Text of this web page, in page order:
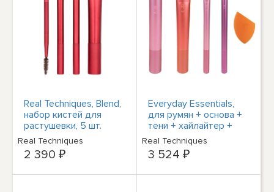
Real Techniques, Blend,
набор кистей для
растушевки, 5 шт.
Real Techniques
2 390 ₽
Everyday Essentials,
для румян + основа +
тени + хайлайтер +
консилер,
Real Techniques
3 524 ₽